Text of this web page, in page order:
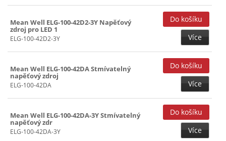
Mean Well ELG-100-42D2-3Y Napěťový
zdroj pro LED 1
ELG-100-42D2-3Y Více
Mean Well ELG-100-42DA Stmívatelný
napěťový zdroj
ELG-100-42DA Více
Mean Well ELG-100-42DA-3Y Stmívatelný
napěťový zdr
ELG-100-42DA-3Y Více